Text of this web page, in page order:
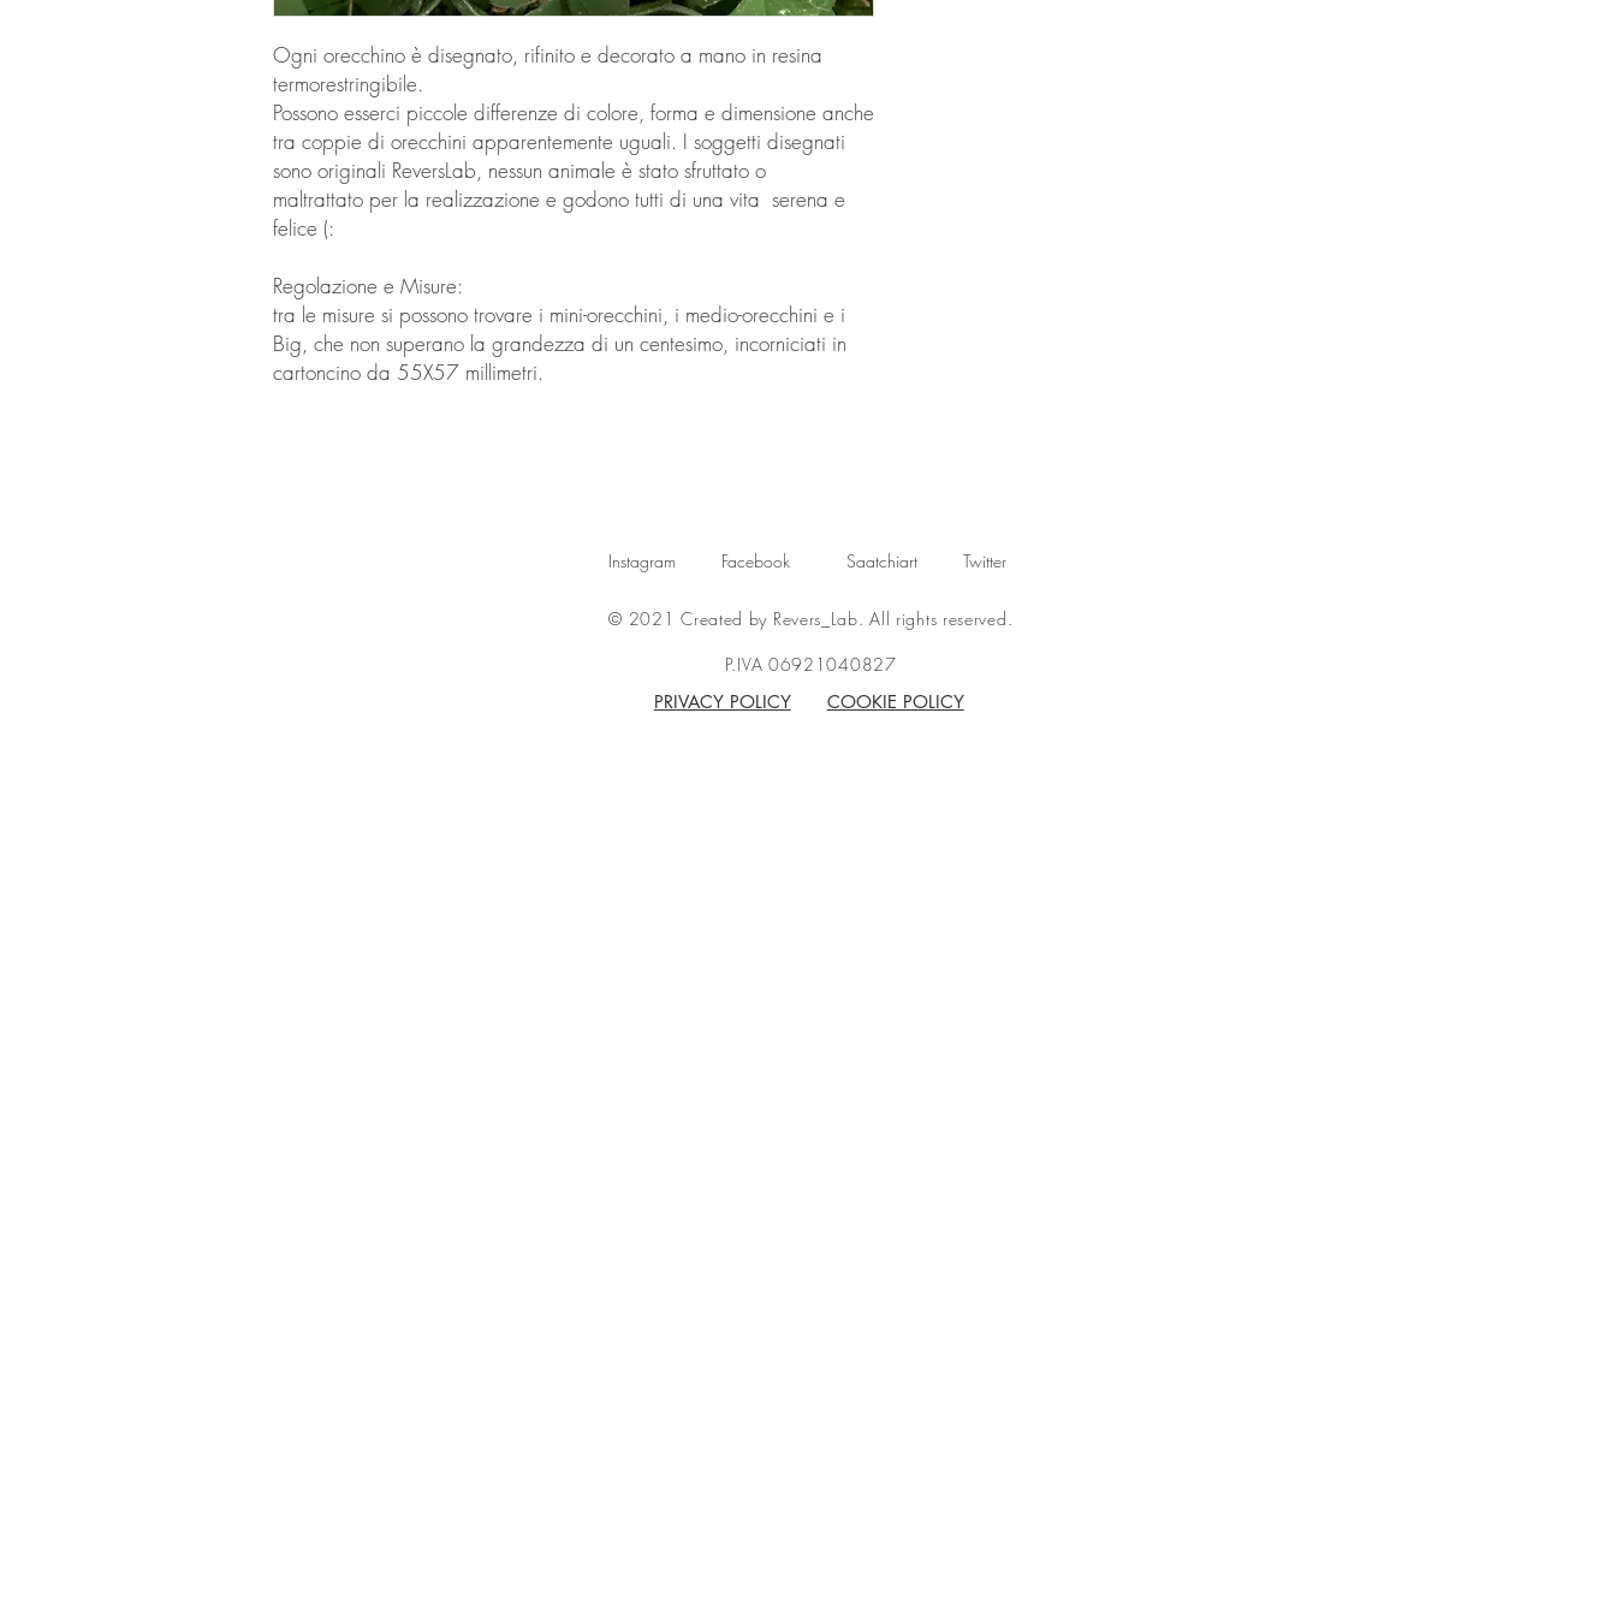
Ogni orecchino è disegnato, rifinito e decorato a mano in resina
termorestringibile.
Possono esserci piccole differenze di colore, forma e dimensione anche
tra coppie di orecchini apparentemente uguali. I soggetti disegnati
sono originali ReversLab, nessun animale è stato sfruttato o
maltrattato per la realizzazione e godono tutti di una vita serena e
felice (:
Regolazione e Misure:
tra le misure si possono trovare i mini-orecchini, i medio-orecchini e i
Big, che non superano la grandezza di un centesimo, incorniciati in
cartoncino da 55X57 millimetri.
Instagram Facebook Saatchiart Twitter
© 2021 Created by Revers_Lab. All rights reserved.
P.IVA 06921040827
PRIVACY POLICY
COOKIE POLICY